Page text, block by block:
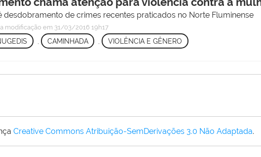
de crimes recentes praticados no Norte Fluminense
modificação em 31/03/2016 19h17
CAMINHADA , VIOLÊNCIA E GÊNERO
Creative Commons Atribuição-SemDerivações 3.0 Não Adaptada.